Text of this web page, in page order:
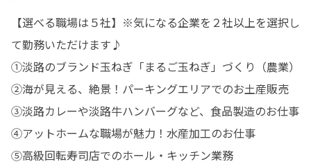
【選べる職場は５社】※気になる企業を２社以上を選択し
て勤務いただけます♪
①淡路のブランド玉ねぎ「まるご玉ねぎ」づくり（農業）
②海が見える、絶景！パーキングエリアでのお土産販売
③淡路カレーや淡路牛ハンバーグなど、食品製造のお仕事
④アットホームな職場が魅力！水産加工のお仕事
⑤高級回転寿司店でのホール・キッチン業務